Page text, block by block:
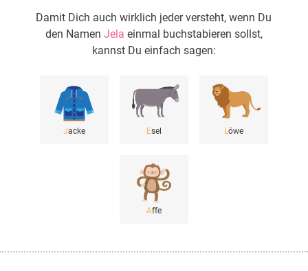
Damit Dich auch wirklich jeder versteht, wenn Du
den Namen Jela einmal buchstabieren sollst,
kannst Du einfach sagen:
Jacke Esel Löwe
Affe